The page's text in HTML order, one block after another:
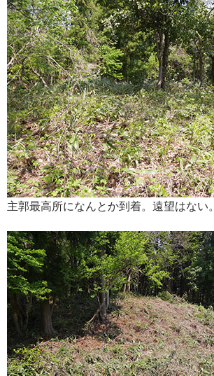
主郭最高所になんとか到着。遠望はない。